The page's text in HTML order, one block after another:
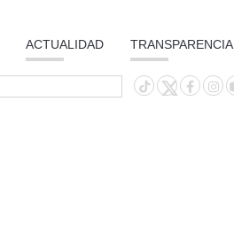
ACTUALIDAD TRANSPARENCIA